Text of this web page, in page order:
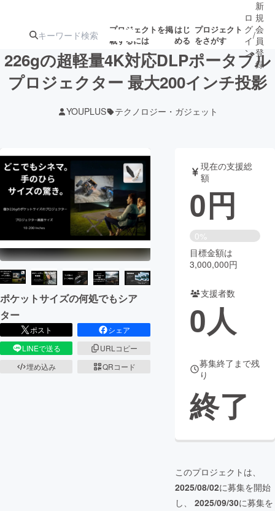
プロジェクトを掲
載するには
はじ
める
プロジェクト
をさがす
ターン
ジェクト
ロジェクト
アート・写真 音楽
テクノロジー・ガジェット ゲーム・サ
映像・映画 書籍・雑誌
ビジネス・起業 チャレンジ
まちづくり・地域活性化
CAMPFIRE for Social Good CAMPFIRE Creation
CAMPFIREふるさと納税
ロ
グ
イ
ン
/
新
規
会
員
登
録
226gの超軽量4K対応DLPポータブル
プロジェクター 最大200インチ投影
YOUPLUS テクノロジー・ガジェット
ポケットサイズの何処でもシア
ター
ポスト
シェア
LINEで送る
URLコピー
埋め込み
QRコード
現在の支援総
額
0円
0%
目標金額は
3,000,000円
支援者数
0人
募集終了まで残
り
終了
このプロジェクトは、
2025/08/02に募集を開始
し、 2025/09/30に募集を